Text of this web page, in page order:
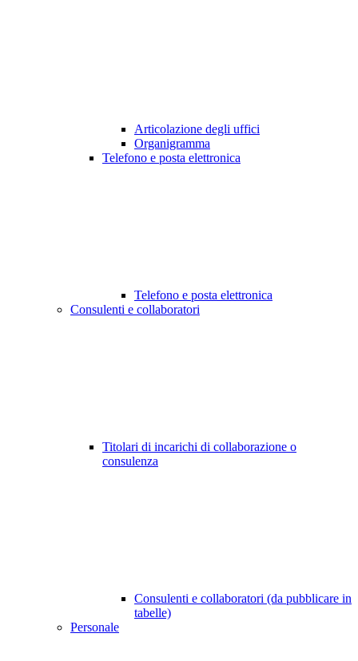
Articolazione degli uffici
Organigramma
Telefono e posta elettronica
Telefono e posta elettronica
Consulenti e collaboratori
Titolari di incarichi di collaborazione o
consulenza
Consulenti e collaboratori (da pubblicare in
tabelle)
Personale